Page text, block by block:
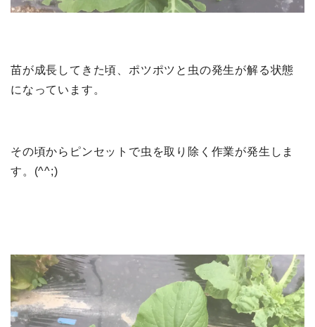
苗が成長してきた頃、ポツポツと虫の発生が解る状態
になっています。
その頃からピンセットで虫を取り除く作業が発生しま
す。(^^;)